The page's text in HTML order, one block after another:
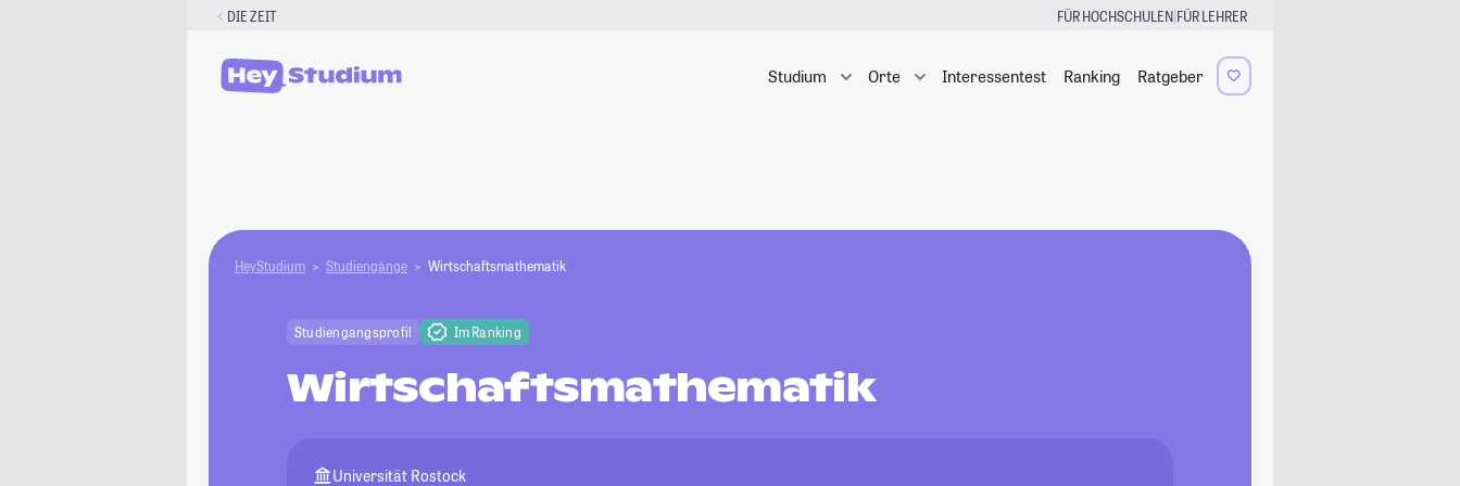
DIE ZEIT FÜR HOCHSCHULEN|FÜR LEHRER
Studium Orte Interessentest Ranking Ratgeber
HeyStudium Studiengänge Wirtschaftsmathematik
Studiengangsprofil Im Ranking
Wirtschaftsmathematik
Universität Rostock